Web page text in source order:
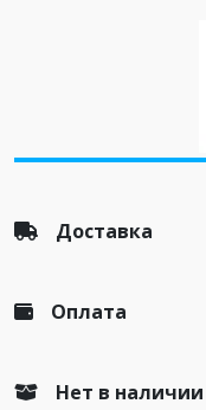
Доставка
Оплата
Нет в наличии